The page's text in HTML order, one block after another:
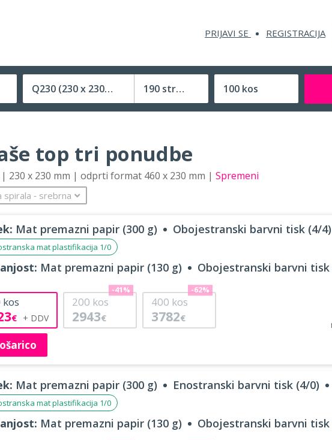
PRIJAVI SE REGISTRACIJA
Q230 (230 x 230 mm)
Velikost (zaprte) tiskovine
190 strani
top tri ponudbe
x 230 mm | odprti format 460 x 230 mm | Spremeni
spirala ‐ srebrna
Mat premazni papir (300 g) Obojestranski barvni tisk (4/4)
mat plastifikacija 1/0
Mat premazni papir (130 g) Obojestranski barvni tisk
kos
€
200 kos
2943€
-41%
400 kos
3782€
-62%
Mat premazni papir (300 g) Enostranski barvni tisk (4/0)
mat plastifikacija 1/0
Mat premazni papir (130 g) Obojestranski barvni tisk